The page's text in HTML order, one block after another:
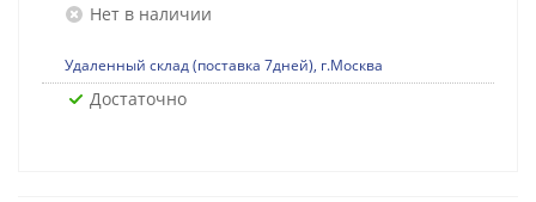
Нет в наличии
Удаленный склад (поставка 7дней), г.Москва
Достаточно